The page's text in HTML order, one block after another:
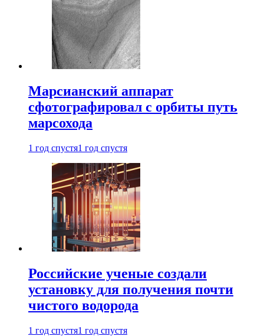
Марсианский аппарат
сфотографировал с орбиты путь
марсохода
1 год спустя1 год спустя
Российские ученые создали
установку для получения почти
чистого водорода
1 год спустя1 год спустя